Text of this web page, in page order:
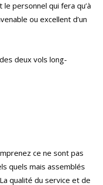
le personnel qui fera qu’à
ou excellent d’un
deux vols long-
ce ne sont pas
quels mais assemblés
qualité du service et de